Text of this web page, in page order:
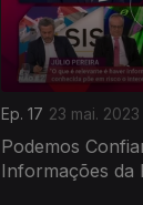
Ep. 17 23 mai. 2023
Podemos
Informações da